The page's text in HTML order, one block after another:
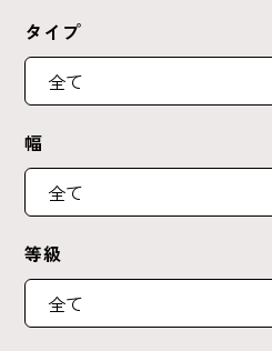
タイプ
幅
等級